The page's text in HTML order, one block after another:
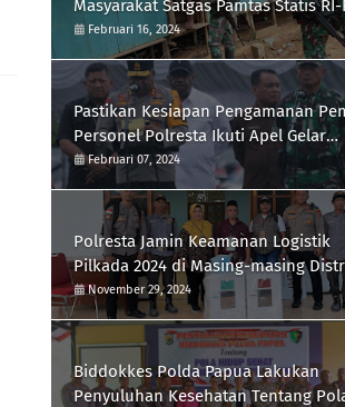
Masyarakat Satgas Pamtas Statis RI-
Yonif 111/KB Melaksanakan
Februari 16, 2024
Pastikan Kesiapan Pengamanan
Personel Polresta Ikuti Apel Gelar
Pasukan Hari Ini
Februari 07, 2024
Polresta Jamin Keamanan Logistik
Pilkada 2024 di Masing-masing
November 29, 2024
Biddokkes Polda Papua Lakukan
Penyuluhan Kesehatan Tentang